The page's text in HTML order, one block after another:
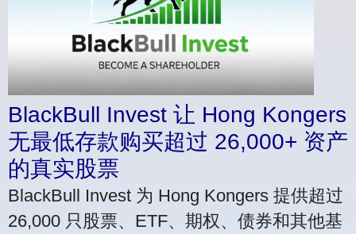
BlackBull Invest 让 Hong Kongers
无最低存款购买超过 26,000+ 资产
的真实股票
BlackBull Invest 为 Hong Kongers 提供超过
26,000 只股票、ETF、期权、债券和其他基